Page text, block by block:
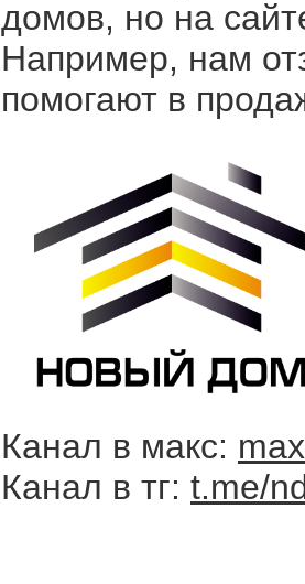
домов, но на
Например, нам
помогают в
Канал в макс:
Канал в тг: t.me/